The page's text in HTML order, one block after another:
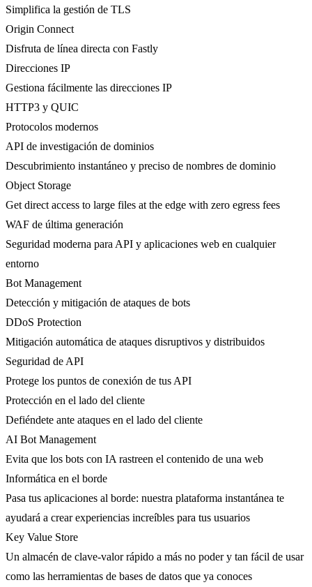
Simplifica la gestión de TLS
Origin Connect
Disfruta de línea directa con Fastly
Direcciones IP
Gestiona fácilmente las direcciones IP
HTTP3 y QUIC
Protocolos modernos
API de investigación de dominios
Descubrimiento instantáneo y preciso de nombres de dominio
Object Storage
Get direct access to large files at the edge with zero egress fees
WAF de última generación
Seguridad moderna para API y aplicaciones web en cualquier
entorno
Bot Management
Detección y mitigación de ataques de bots
DDoS Protection
Mitigación automática de ataques disruptivos y distribuidos
Seguridad de API
Protege los puntos de conexión de tus API
Protección en el lado del cliente
Defiéndete ante ataques en el lado del cliente
AI Bot Management
Evita que los bots con IA rastreen el contenido de una web
Informática en el borde
Pasa tus aplicaciones al borde: nuestra plataforma instantánea te
ayudará a crear experiencias increíbles para tus usuarios
Key Value Store
Un almacén de clave-valor rápido a más no poder y tan fácil de usar
como las herramientas de bases de datos que ya conoces